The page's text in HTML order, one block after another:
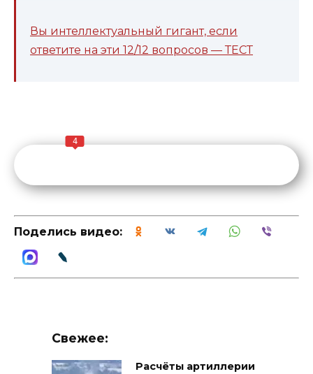
Вы интеллектуальный гигант, если
ответите на эти 12/12 вопросов — ТЕСТ
4
Поделись видео:
Свежее:
Расчёты артиллерии